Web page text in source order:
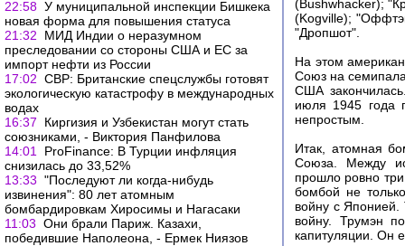
22:58 У муниципальной инспекции Бишкека
новая форма для повышения статуса
21:32
МИД Индии о неразумном
преследовании со стороны США и ЕС за
импорт нефти из России
17:02 СВР: Британские спецслужбы готовят
экологическую катастрофу в международных
водах
16:37
Киргизия и Узбекистан могут стать
союзниками, - Виктория Панфилова
14:01
ProFinance: В Турции инфляция
снизилась до 33,52%
13:33 "Последуют ли когда-нибудь
извинения": 80 лет атомным
бомбардировкам Хиросимы и Нагасаки
11:03 Они брали Париж. Казахи,
победившие Наполеона, - Ермек Ниязов
(Bushwhacker);
(Kogville);
"Дропшот".
На этом
Союз на
США
июля 1945 года
непростым.
Итак, атомная
Союза. Между
прошло ровно
бомбой не
войну с Японией.
войну. Трумэн
капитуляции. Он